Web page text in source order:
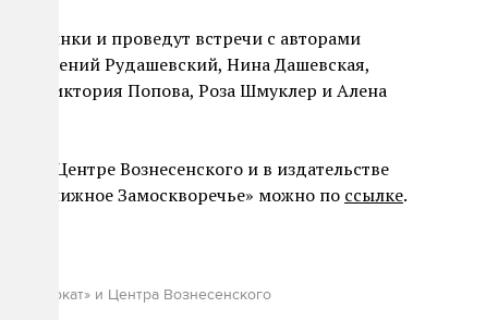
новинки и проведут встречи с авторами
Евгений Рудашевский, Нина Дашевская,
Виктория Попова, Роза Шмуклер и Алена
в Центре Вознесенского и в издательстве
на «Книжное Замоскворечье» можно по ссылке.
«Самокат» и Центра Вознесенского